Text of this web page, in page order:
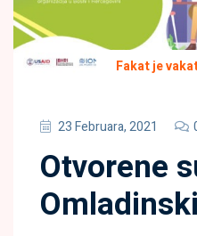
Fakat je
23 Februara, 2021
Otvorene